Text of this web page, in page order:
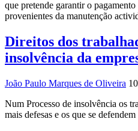
que pretende garantir o
provenientes da manutenção
Direitos dos
insolvência da
João Paulo Marques de Oliveira
Num Processo de insolvência os
mais defesas e os que se defendem